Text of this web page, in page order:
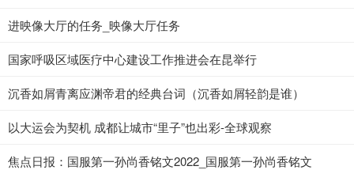
进映像大厅的任务_映像大厅任务
国家呼吸区域医疗中心建设工作推进会在昆举行
沉香如屑青离应渊帝君的经典台词（沉香如屑轻韵是谁）
以大运会为契机 成都让城市“里子”也出彩-全球观察
焦点日报：国服第一孙尚香铭文2022_国服第一孙尚香铭文